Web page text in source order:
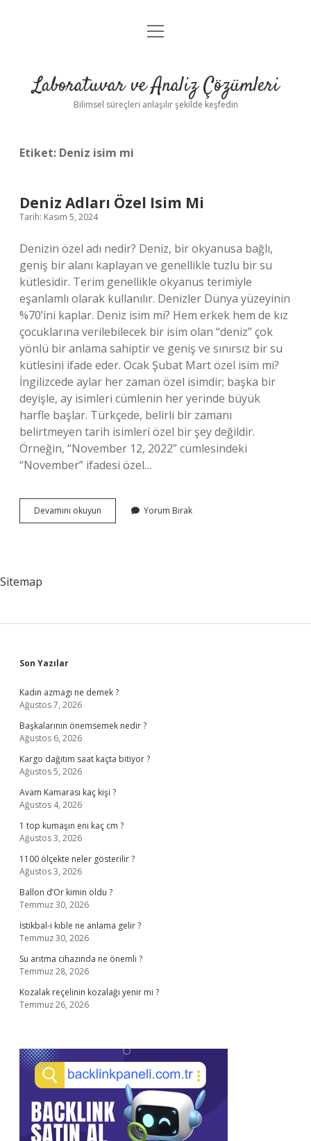
Anasayfa
Yasal Uyarı
menüyü
Laboratuvar ve Analiz Çözümleri
Bilimsel süreçleri anlaşılır şekilde keşfedin
Etiket: Deniz isim mi
Deniz Adları Özel Isim Mi
Tarih: Kasım 5, 2024
Denizin özel adı nedir? Deniz, bir okyanusa bağlı,
geniş bir alanı kaplayan ve genellikle tuzlu bir su
kütlesidir. Terim genellikle okyanus terimiyle
eşanlamlı olarak kullanılır. Denizler Dünya yüzeyinin
%70’ini kaplar. Deniz isim mi? Hem erkek hem de kız
çocuklarına verilebilecek bir isim olan “deniz” çok
yönlü bir anlama sahiptir ve geniş ve sınırsız bir su
kütlesini ifade eder. Ocak Şubat Mart özel isim mi?
İngilizcede aylar her zaman özel isimdir; başka bir
deyişle, ay isimleri cümlenin her yerinde büyük
harfle başlar. Türkçede, belirli bir zamanı
belirtmeyen tarih isimleri özel bir şey değildir.
Örneğin, “November 12, 2022” cümlesindeki
“November” ifadesi özel…
Devamını okuyun
Adları
Yorum Bırak
Sitemap
Sidebar
Son Yazılar
Kadın azmagı ne demek ?
Ağustos 7, 2026
Başkalarının önemsemek nedir ?
Ağustos 6, 2026
Kargo dağıtım saat kaçta bitiyor ?
Ağustos 5, 2026
Avam Kamarası kaç kişi ?
Ağustos 4, 2026
1 top kumaşın eni kaç cm ?
Ağustos 3, 2026
1100 ölçekte neler gösterilir ?
Ağustos 3, 2026
Ballon d’Or kimin oldu ?
Temmuz 30, 2026
İstikbal-i kıble ne anlama gelir ?
Temmuz 30, 2026
Su arıtma cihazında ne önemli ?
Temmuz 28, 2026
Kozalak reçelinin kozalağı yenir mi ?
Temmuz 26, 2026